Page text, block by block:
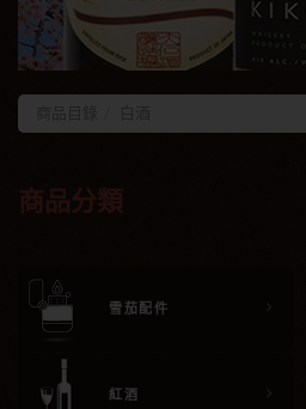
商品分類
雪茄配件
紅酒